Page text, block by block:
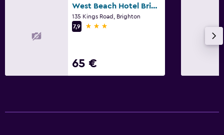
West Beach Hotel Brighton
135 Kings Road, Brighton
7,9
3 estrelas
65 €